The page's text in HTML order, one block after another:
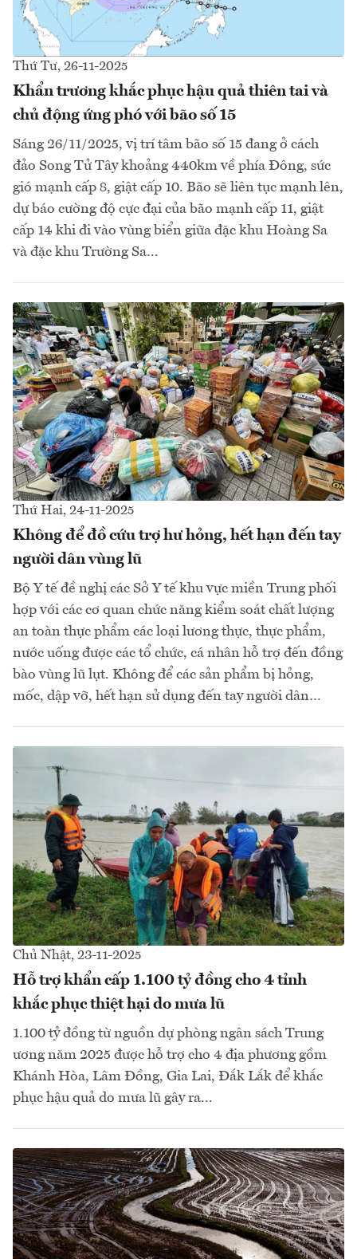
Thứ Tư, 26-11-2025
Khẩn trương khắc phục hậu quả thiên tai và
chủ động ứng phó với bão số 15
Sáng 26/11/2025, vị trí tâm bão số 15 đang ở cách
đảo Song Tử Tây khoảng 440km về phía Đông, sức
gió mạnh cấp 8, giật cấp 10. Bão sẽ liên tục mạnh lên,
dự báo cường độ cực đại của bão mạnh cấp 11, giật
cấp 14 khi đi vào vùng biển giữa đặc khu Hoàng Sa
và đặc khu Trường Sa...
Thứ Hai, 24-11-2025
Không để đồ cứu trợ hư hỏng, hết hạn đến tay
người dân vùng lũ
Bộ Y tế đề nghị các Sở Y tế khu vực miền Trung phối
hợp với các cơ quan chức năng kiểm soát chất lượng
an toàn thực phẩm các loại lương thực, thực phẩm,
nước uống được các tổ chức, cá nhân hỗ trợ đến đồng
bào vùng lũ lụt. Không để các sản phẩm bị hỏng,
mốc, dập vỡ, hết hạn sử dụng đến tay người dân…
Chủ Nhật, 23-11-2025
Hỗ trợ khẩn cấp 1.100 tỷ đồng cho 4 tỉnh
khắc phục thiệt hại do mưa lũ
1.100 tỷ đồng từ nguồn dự phòng ngân sách Trung
ương năm 2025 được hỗ trợ cho 4 địa phương gồm
Khánh Hòa, Lâm Đồng, Gia Lai, Đắk Lắk để khắc
phục hậu quả do mưa lũ gây ra...